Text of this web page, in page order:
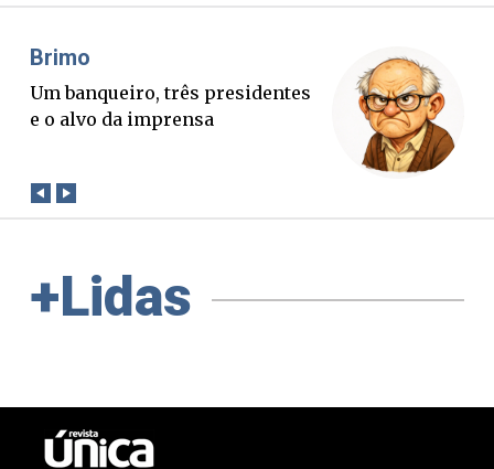
Brimo
Um banqueiro, três presidentes
e o alvo da imprensa
+Lidas